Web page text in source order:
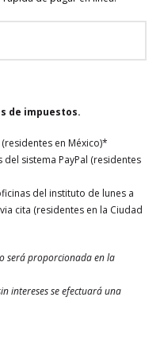
de impuestos.
en México)*
sistema PayPal (residentes
del instituto de lunes a
cita (residentes en la Ciudad
será proporcionada en la
intereses se efectuará una